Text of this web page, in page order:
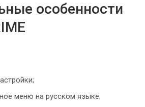
особенности
меню на русском языке;